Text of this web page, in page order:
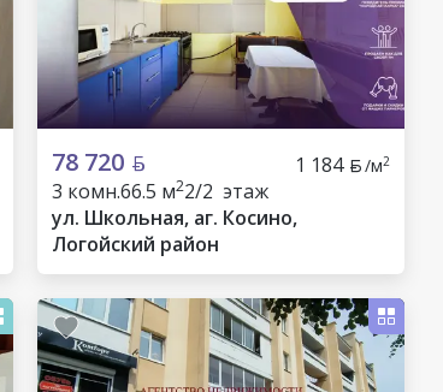
78 720 1 184 /м2
3 комн.66.5 м22/2 этаж
ул. Школьная, аг. Косино,
Логойский район